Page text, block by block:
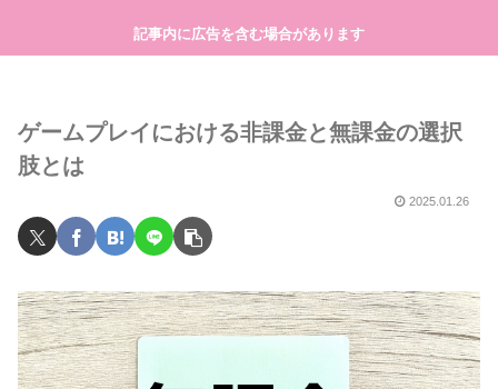
記事内に広告を含む場合があります
ゲームプレイにおける非課金と無課金の選択
肢とは
2025.01.26